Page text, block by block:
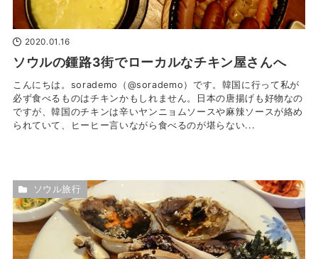
2020.01.16
ソウルの鍾路3街でローカルなチキン屋さんへ
こんにちは。sorademo（@sorademo）です。韓国に行って私が
必ず食べるものはチキンかもしれません。日本の唐揚げも好物なの
ですが、韓国のチキンは辛いヤンニョムソースや麻辣ソースが絡め
られていて、ヒーヒー言いながら食べるのが堪らない...
ソウル旅行